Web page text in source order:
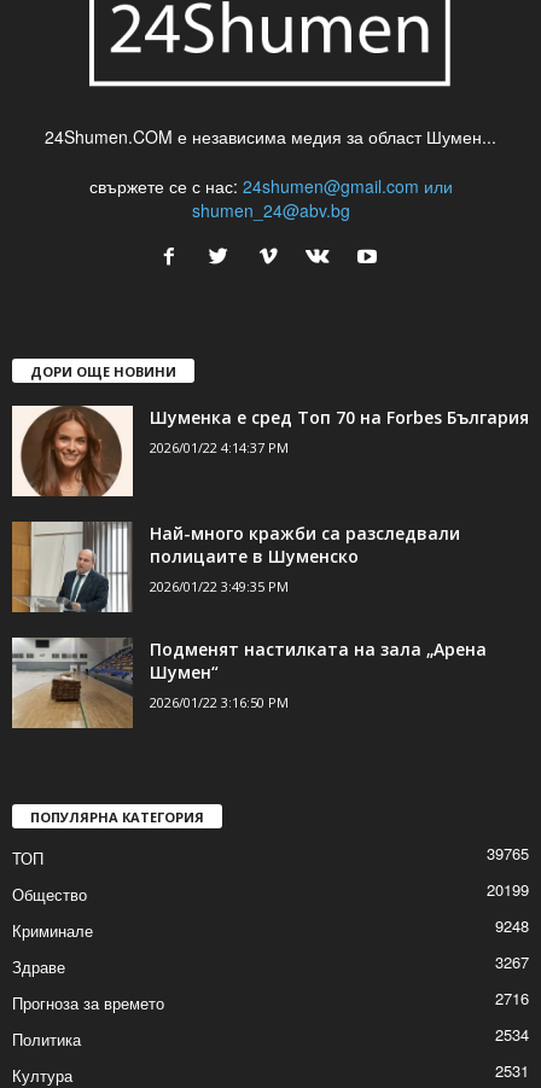
24Shumen.COM е независима медия за област Шумен...
свържете се с нас: 24shumen@gmail.com или
shumen_24@abv.bg
ДОРИ ОЩЕ НОВИНИ
Шуменка е сред Топ 70 на Forbes България
2026/01/22 4:14:37 PM
Най-много кражби са разследвали
полицаите в Шуменско
2026/01/22 3:49:35 PM
Подменят настилката на зала „Арена
Шумен“
2026/01/22 3:16:50 PM
ПОПУЛЯРНА КАТЕГОРИЯ
ТОП
39765
Общество
20199
Криминале
9248
Здраве
3267
Прогноза за времето
2716
Политика
2534
Култура
2531